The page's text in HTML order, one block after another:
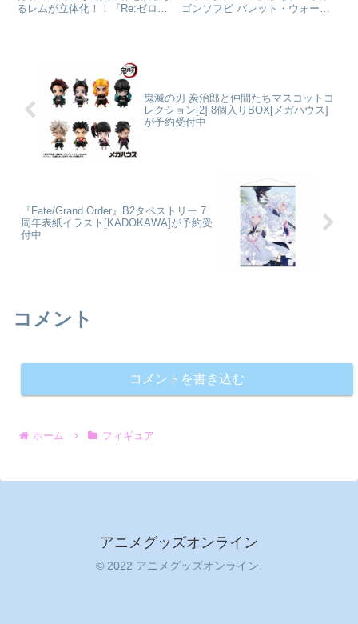
るレムが立体化！！『Re:ゼロか
して立体化！！オリジナルの衣装
は本商品のために新規にデザイ...
ゴンソフビ バレット・ウォーレ
鬼滅の刃 炭治郎と仲間たちマスコットコ
レクション[2] 8個入りBOX[メガハウス]
が予約受付中
『Fate/Grand Order』B2タペストリー 7
周年表紙イラスト[KADOKAWA]が予約受
付中
コメント
コメントを書き込む
ホーム フィギュア
アニメグッズオンライン
© 2022 アニメグッズオンライン.